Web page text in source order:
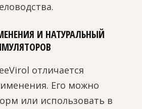
И НАТУРАЛЬНЫЙ
отличается
Его можно
или использовать в